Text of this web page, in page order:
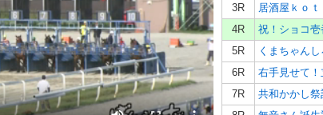
3R
居酒屋ｋｏ
4R
祝！ショコ
5R
くまちゃん
6R
右手見せて
7R
共和かかし